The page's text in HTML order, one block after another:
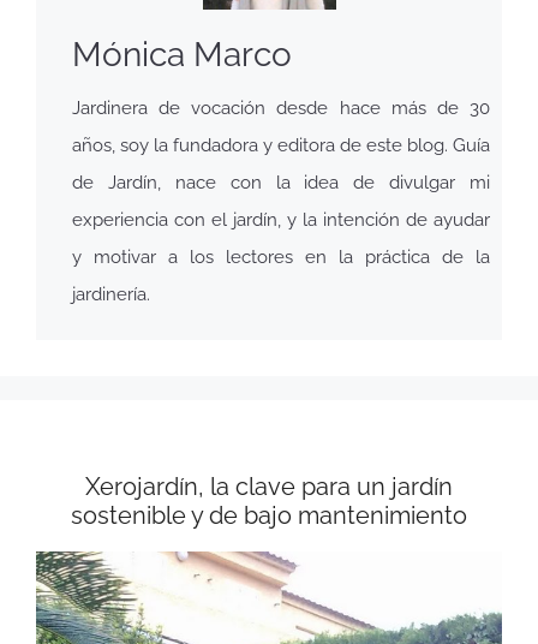
Mónica Marco
Jardinera de vocación desde hace más de 30
años, soy la fundadora y editora de este blog. Guía
de Jardín, nace con la idea de divulgar mi
experiencia con el jardín, y la intención de ayudar
y motivar a los lectores en la práctica de la
jardinería.
Xerojardín, la clave para un jardín
sostenible y de bajo mantenimiento